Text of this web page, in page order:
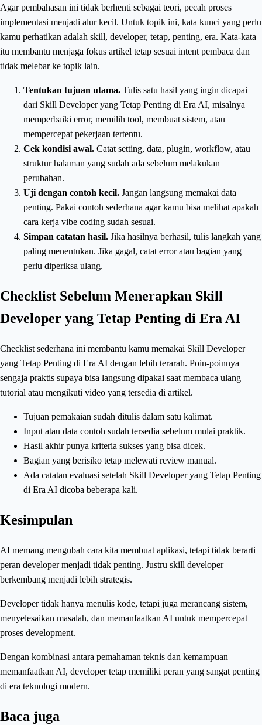
Agar pembahasan ini tidak berhenti sebagai teori, pecah proses
implementasi menjadi alur kecil. Untuk topik ini, kata kunci yang perlu
kamu perhatikan adalah skill, developer, tetap, penting, era. Kata-kata
itu membantu menjaga fokus artikel tetap sesuai intent pembaca dan
tidak melebar ke topik lain.
Tentukan tujuan utama. Tulis satu hasil yang ingin dicapai
dari Skill Developer yang Tetap Penting di Era AI, misalnya
memperbaiki error, memilih tool, membuat sistem, atau
mempercepat pekerjaan tertentu.
Cek kondisi awal. Catat setting, data, plugin, workflow, atau
struktur halaman yang sudah ada sebelum melakukan
perubahan.
Uji dengan contoh kecil. Jangan langsung memakai data
penting. Pakai contoh sederhana agar kamu bisa melihat apakah
cara kerja vibe coding sudah sesuai.
Simpan catatan hasil. Jika hasilnya berhasil, tulis langkah yang
paling menentukan. Jika gagal, catat error atau bagian yang
perlu diperiksa ulang.
Checklist Sebelum Menerapkan Skill
Developer yang Tetap Penting di Era AI
Checklist sederhana ini membantu kamu memakai Skill Developer
yang Tetap Penting di Era AI dengan lebih terarah. Poin-poinnya
sengaja praktis supaya bisa langsung dipakai saat membaca ulang
tutorial atau mengikuti video yang tersedia di artikel.
Tujuan pemakaian sudah ditulis dalam satu kalimat.
Input atau data contoh sudah tersedia sebelum mulai praktik.
Hasil akhir punya kriteria sukses yang bisa dicek.
Bagian yang berisiko tetap melewati review manual.
Ada catatan evaluasi setelah Skill Developer yang Tetap Penting
di Era AI dicoba beberapa kali.
Kesimpulan
AI memang mengubah cara kita membuat aplikasi, tetapi tidak berarti
peran developer menjadi tidak penting. Justru skill developer
berkembang menjadi lebih strategis.
Developer tidak hanya menulis kode, tetapi juga merancang sistem,
menyelesaikan masalah, dan memanfaatkan AI untuk mempercepat
proses development.
Dengan kombinasi antara pemahaman teknis dan kemampuan
memanfaatkan AI, developer tetap memiliki peran yang sangat penting
di era teknologi modern.
Baca juga